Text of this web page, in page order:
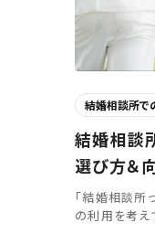
結婚相談所で
結婚相談
選び方＆
「結婚相談所
の利用を考え